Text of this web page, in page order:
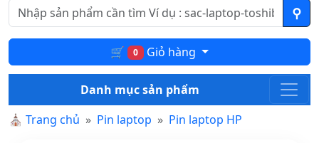
🛒 0 Giỏ hàng
Danh mục sản phẩm
⛪ Trang chủ Pin laptop Pin laptop HP